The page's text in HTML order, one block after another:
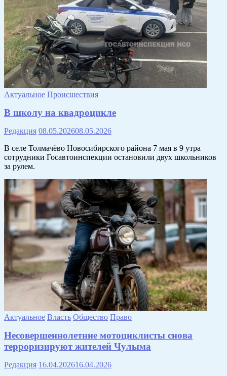
Актуальное Происшествия
В школу на квадроцикле
Редакция 08.05.202608.05.2026
В селе Толмачёво Новосибирского района 7 мая в 9 утра
сотрудники Госавтоинспекции остановили двух школьников
за рулем.
Актуальное Власть Общество Право
Несовершеннолетние мотоциклисты снова
терроризируют жителей Чулыма
Редакция 16.04.202616.04.2026